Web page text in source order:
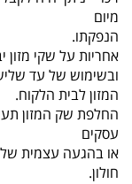
מיום
הנפקתו.
אחריות על שקי
ובשימוש של עד שליש ראשון
המזון לבית הלקוח.
עסקים
חולון.